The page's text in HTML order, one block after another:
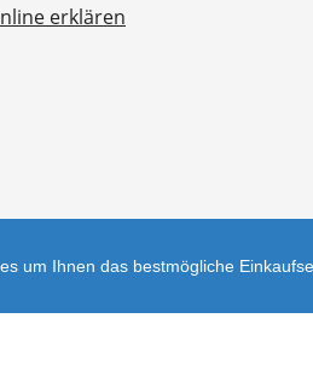
erklären
um Ihnen das bestmögliche